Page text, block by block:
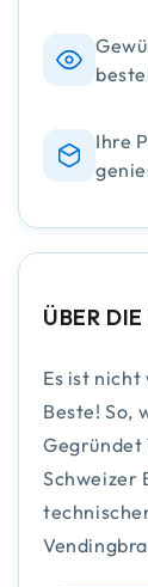
Ihre
ÜBER
Es ist nicht
Beste! So,
Gegründet
Schweizer